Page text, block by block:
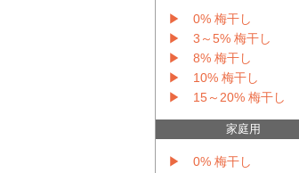
▶ 0% 梅干し
▶ 3～5% 梅干し
▶ 8% 梅干し
▶ 10% 梅干し
▶ 15～20% 梅干し
家庭用
▶ 0% 梅干し